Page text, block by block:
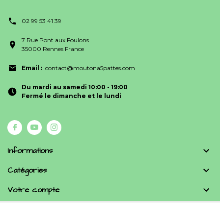
02 99 53 41 39
7 Rue Pont aux Foulons
35000 Rennes France
Email : contact@moutona5pattes.com
Du mardi au samedi 10:00 - 19:00
Fermé le dimanche et le lundi
Informations 
Catégories 
Votre compte 